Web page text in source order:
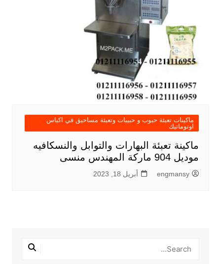
ماكينات تعبئة حبوب و حبيبات وتعبئة مساحيق في اكياس
اوتوماتيك
ماكينة تعبئة البهارات والتوابل والنسكافيه
موديل 904 ماركة المهندس منسى
engmansy أبريل 18, 2023